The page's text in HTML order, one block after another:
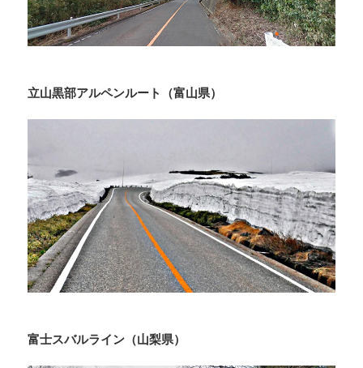
立山黒部アルペンルート（富山県）
富士スバルライン（山梨県）